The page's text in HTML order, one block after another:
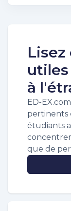
Lisez
à
ED-
pertinents
étudiants
que de